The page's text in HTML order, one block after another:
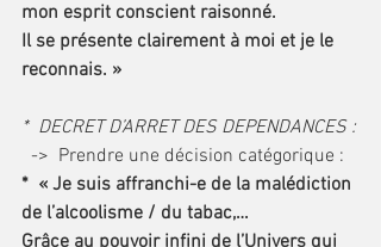
mon esprit conscient raisonné.
Il se présente clairement à moi et je le
reconnais. »
*  DECRET D’ARRET DES DEPENDANCES :
  ->  Prendre une décision catégorique :
*  « Je suis affranchi-e de la malédiction
de l’alcoolisme / du tabac,…
Grâce au pouvoir infini de l’Univers qui